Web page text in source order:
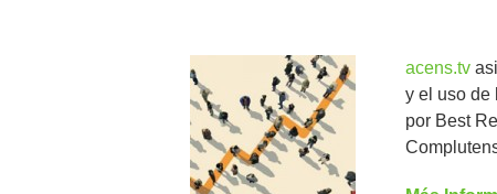
acens.tv
y el uso de
por Best